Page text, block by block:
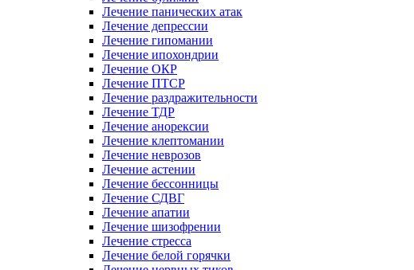
Лечение панических атак
Лечение депрессии
Лечение гипомании
Лечение ипохондрии
Лечение ОКР
Лечение ПТСР
Лечение раздражительности
Лечение ТДР
Лечение анорексии
Лечение клептомании
Лечение неврозов
Лечение астении
Лечение бессонницы
Лечение СДВГ
Лечение апатии
Лечение шизофрении
Лечение стресса
Лечение белой горячки